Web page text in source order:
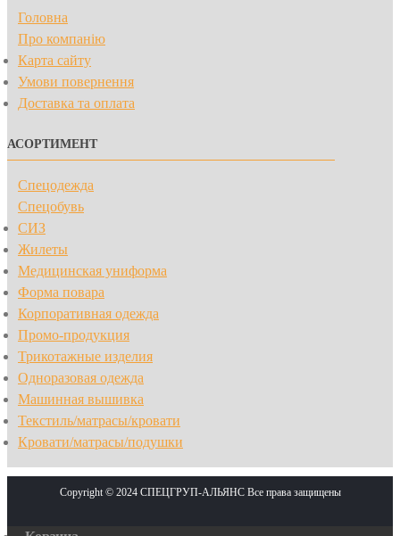
Головна
Про компанію
Карта сайту
Умови повернення
Доставка та оплата
АСОРТИМЕНТ
Спецодежда
Спецобувь
СИЗ
Жилеты
Медицинская униформа
Форма повара
Корпоративная одежда
Промо-продукция
Трикотажные изделия
Одноразовая одежда
Машинная вышивка
Текстиль/матрасы/кровати
Кровати/матрасы/подушки
Copyright © 2024 СПЕЦГРУП-АЛЬЯНС Все права защищены